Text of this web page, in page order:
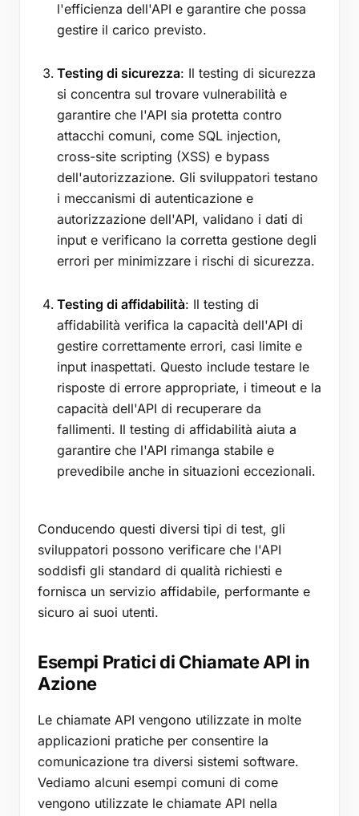
l'efficienza dell'API e garantire che possa
gestire il carico previsto.
Testing di sicurezza: Il testing di sicurezza
si concentra sul trovare vulnerabilità e
garantire che l'API sia protetta contro
attacchi comuni, come SQL injection,
cross-site scripting (XSS) e bypass
dell'autorizzazione. Gli sviluppatori testano
i meccanismi di autenticazione e
autorizzazione dell'API, validano i dati di
input e verificano la corretta gestione degli
errori per minimizzare i rischi di sicurezza.
Testing di affidabilità: Il testing di
affidabilità verifica la capacità dell'API di
gestire correttamente errori, casi limite e
input inaspettati. Questo include testare le
risposte di errore appropriate, i timeout e la
capacità dell'API di recuperare da
fallimenti. Il testing di affidabilità aiuta a
garantire che l'API rimanga stabile e
prevedibile anche in situazioni eccezionali.
Conducendo questi diversi tipi di test, gli
sviluppatori possono verificare che l'API
soddisfi gli standard di qualità richiesti e
fornisca un servizio affidabile, performante e
sicuro ai suoi utenti.
Esempi Pratici di Chiamate API in
Azione
Le chiamate API vengono utilizzate in molte
applicazioni pratiche per consentire la
comunicazione tra diversi sistemi software.
Vediamo alcuni esempi comuni di come
vengono utilizzate le chiamate API nella